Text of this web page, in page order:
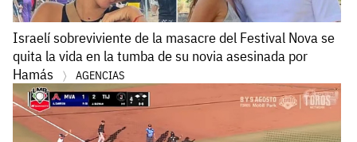
Israelí sobreviviente de la masacre del Festival Nova se
quita la vida en la tumba de su novia asesinada por
Hamás
AGENCIAS